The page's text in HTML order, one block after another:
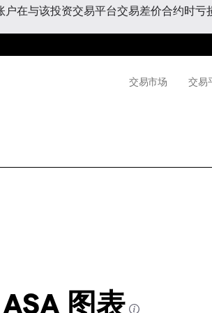
户在与该投资交易平台交易差价合约时
交易市场 交易
图表